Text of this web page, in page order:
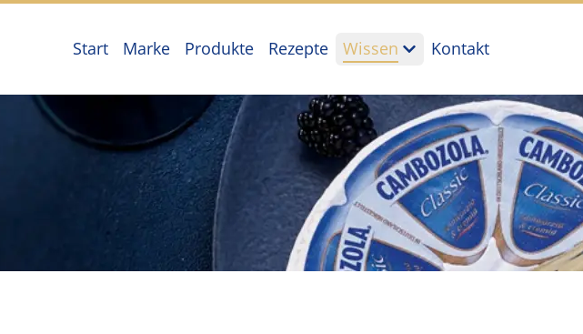
Start Marke Produkte Rezepte Wissen Kontakt